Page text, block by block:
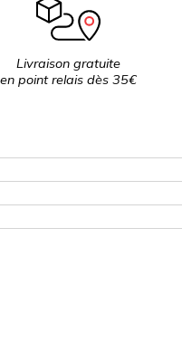
Livraison gratuite
en point relais dès 35€